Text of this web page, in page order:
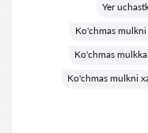
Yer
Ko'chmas
Ko'chmas
Ko'chmas mulkni